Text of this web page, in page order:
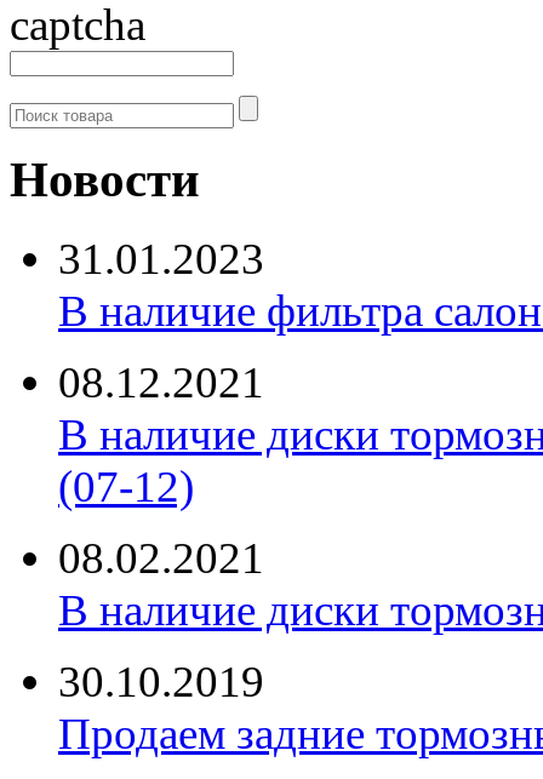
Новости
31.01.2023
В наличие фильтра
08.12.2021
В наличие диски
(07-12)
08.02.2021
В наличие диски
30.10.2019
Продаем задние